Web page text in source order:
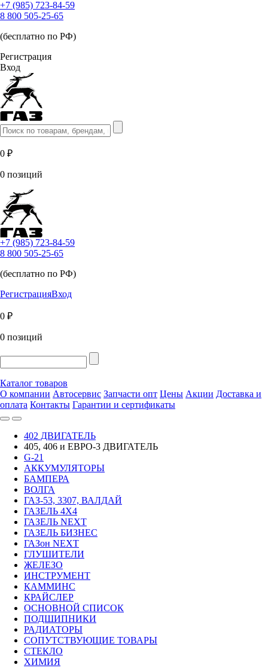
+7 (985) 723-84-59
8 800 505-25-65
(бесплатно по РФ)
Регистрация
Вход
0 ₽
0 позиций
+7 (985) 723-84-59
8 800 505-25-65
(бесплатно по РФ)
РегистрацияВход
0 ₽
0 позиций
Каталог товаров
О компании Автосервис Запчасти опт Цены Акции Доставка и
оплата Контакты Гарантии и сертификаты
402 ДВИГАТЕЛЬ
405, 406 и ЕВРО-3 ДВИГАТЕЛЬ
G-21
АККУМУЛЯТОРЫ
БАМПЕРА
ВОЛГА
ГАЗ-53, 3307, ВАЛДАЙ
ГАЗЕЛЬ 4Х4
ГАЗЕЛЬ NEXT
ГАЗЕЛЬ БИЗНЕС
ГАЗон NEXT
ГЛУШИТЕЛИ
ЖЕЛЕЗО
ИНСТРУМЕНТ
КАММИНС
КРАЙСЛЕР
ОСНОВНОЙ СПИСОК
ПОДШИПНИКИ
РАДИАТОРЫ
СОПУТСТВУЮЩИЕ ТОВАРЫ
СТЕКЛО
ХИМИЯ